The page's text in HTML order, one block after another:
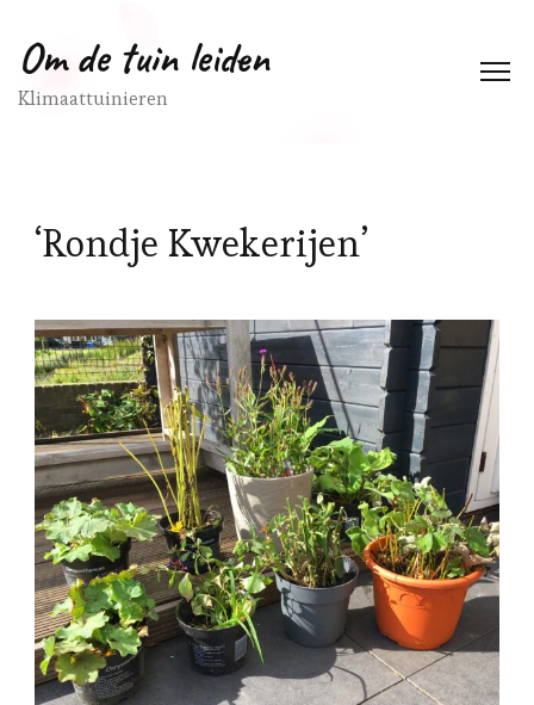
Om de tuin leiden
Klimaattuinieren
‘Rondje Kwekerijen’